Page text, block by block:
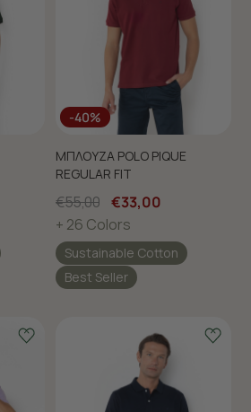
-40%
ΜΠΛΟΥΖΑ POLO PIQUE
REGULAR FIT
€55,00 €33,00
+ 26 Colors
Sustainable Cotton
Best Seller